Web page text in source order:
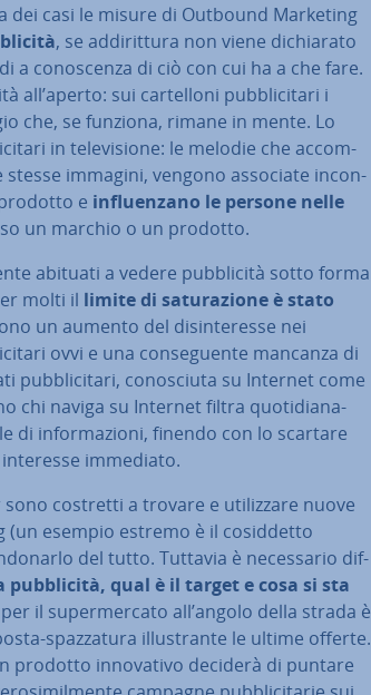
dei casi le misure di Outbound Marketing
, se ad­di­rit­tu­ra non viene di­chia­ra­to
a co­no­scen­za di ciò con cui ha a che fare.
all’aperto: sui car­tel­lo­ni pub­bli­ci­ta­ri i
che, se funziona, rimane in mente. Lo
in te­le­vi­sio­ne: le melodie che ac­com­
stesse immagini, vengono associate in­con­
e in­fluen­za­no le persone nelle
un marchio o un prodotto.
abituati a vedere pub­bli­ci­tà sotto forma
molti il limite di sa­tu­ra­zio­ne è stato
un aumento del di­sin­te­res­se nei
ovvi e una con­se­guen­te mancanza di
pub­bli­ci­ta­ri, co­no­sciu­ta su Internet come
chi naviga su Internet filtra quo­ti­dia­na­
di in­for­ma­zio­ni, finendo con lo scartare
immediato.
costretti a trovare e uti­liz­za­re nuove
esempio estremo è il co­sid­det­to
del tutto. Tuttavia è ne­ces­sa­rio dif­
pub­bli­ci­tà, qual è il target e cosa si sta
il su­per­mer­ca­to all’angolo della strada è
spaz­za­tu­ra il­lu­stran­te le ultime offerte.
prodotto in­no­va­ti­vo deciderà di puntare